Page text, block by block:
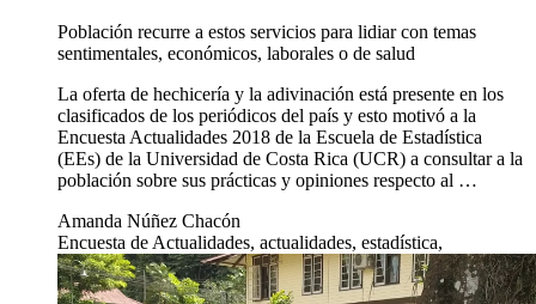
Población recurre a estos servicios para lidiar con temas
sentimentales, económicos, laborales o de salud
La oferta de hechicería y la adivinación está presente en los
clasificados de los periódicos del país y esto motivó a la
Encuesta Actualidades 2018 de la Escuela de Estadística
(EEs) de la Universidad de Costa Rica (UCR) a consultar a la
población sobre sus prácticas y opiniones respecto al …
Amanda Núñez Chacón
Encuesta de Actualidades, actualidades, estadística,